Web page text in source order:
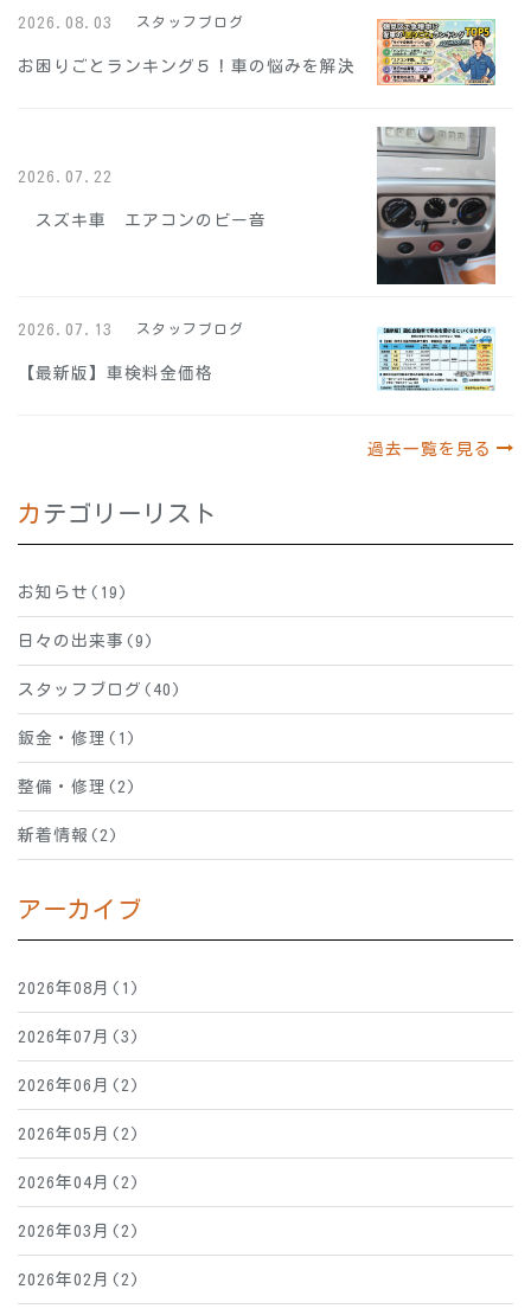
2026.08.03 スタッフブログ
お困りごとランキング５！車の悩みを解決
2026.07.22
スズキ車 エアコンのビー音
2026.07.13 スタッフブログ
【最新版】車検料金価格
過去一覧を見る
カテゴリーリスト
お知らせ(19)
日々の出来事(9)
スタッフブログ(40)
鈑金・修理(1)
整備・修理(2)
新着情報(2)
アーカイブ
2026年08月(1)
2026年07月(3)
2026年06月(2)
2026年05月(2)
2026年04月(2)
2026年03月(2)
2026年02月(2)